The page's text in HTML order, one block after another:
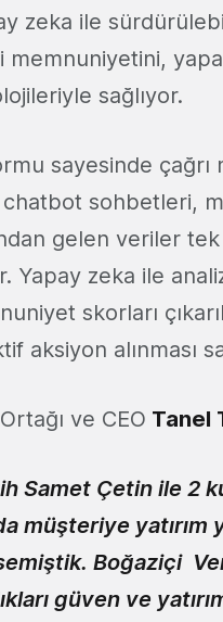
zeka ile
memnuniyetini,
sağlıyor.
sayesinde
chatbot sohbetleri,
gelen veriler
Yapay zeka ile
skorları
aksiyon alınması
ve CEO Tanel
Samet Çetin ile 2
müşteriye
Boğaziçi V
güven ve